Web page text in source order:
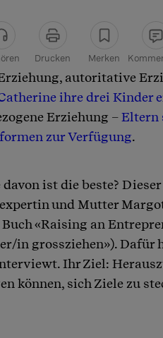
Drucken Merken
autoritative
ihre drei Kinder
Erziehung –Eltern
zur Verfügung.
davon ist die beste?
und Mutter
«Raising an
in grossziehen»). Dafür
Ihr Ziel:
können, sich Ziele zu